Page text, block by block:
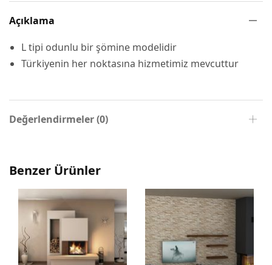
Açıklama
L tipi odunlu bir şömine modelidir
Türkiyenin her noktasına hizmetimiz mevcuttur
Değerlendirmeler (0)
Benzer Ürünler